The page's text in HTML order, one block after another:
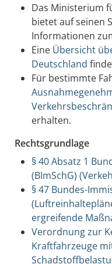
Das Ministerium
bietet auf seinen
Informationen
Eine Übersicht
Deutschland
Für bestimmte
erhalten.
Rechtsgrundlage
§ 40 Absatz 1
(BImSchG)
§ 47 Bundes-
ergreifende
Verordnung zur
Kraftfahrzeuge